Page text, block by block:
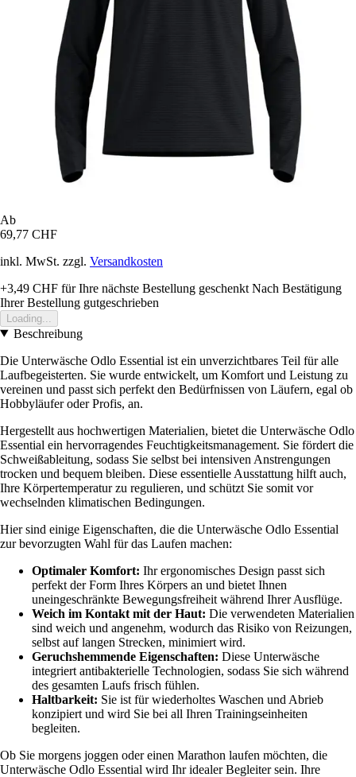
Ab
69,77 CHF
inkl. MwSt. zzgl. Versandkosten
+3,49 CHF für Ihre nächste Bestellung geschenkt Nach Bestätigung
Ihrer Bestellung gutgeschrieben
Loading...
Beschreibung
Die Unterwäsche Odlo Essential ist ein unverzichtbares Teil für alle
Laufbegeisterten. Sie wurde entwickelt, um Komfort und Leistung zu
vereinen und passt sich perfekt den Bedürfnissen von Läufern, egal ob
Hobbyläufer oder Profis, an.
Hergestellt aus hochwertigen Materialien, bietet die Unterwäsche Odlo
Essential ein hervorragendes Feuchtigkeitsmanagement. Sie fördert die
Schweißableitung, sodass Sie selbst bei intensiven Anstrengungen
trocken und bequem bleiben. Diese essentielle Ausstattung hilft auch,
Ihre Körpertemperatur zu regulieren, und schützt Sie somit vor
wechselnden klimatischen Bedingungen.
Hier sind einige Eigenschaften, die die Unterwäsche Odlo Essential
zur bevorzugten Wahl für das Laufen machen:
Optimaler Komfort: Ihr ergonomisches Design passt sich
perfekt der Form Ihres Körpers an und bietet Ihnen
uneingeschränkte Bewegungsfreiheit während Ihrer Ausflüge.
Weich im Kontakt mit der Haut: Die verwendeten Materialien
sind weich und angenehm, wodurch das Risiko von Reizungen,
selbst auf langen Strecken, minimiert wird.
Geruchshemmende Eigenschaften: Diese Unterwäsche
integriert antibakterielle Technologien, sodass Sie sich während
des gesamten Laufs frisch fühlen.
Haltbarkeit: Sie ist für wiederholtes Waschen und Abrieb
konzipiert und wird Sie bei all Ihren Trainingseinheiten
begleiten.
Ob Sie morgens joggen oder einen Marathon laufen möchten, die
Unterwäsche Odlo Essential wird Ihr idealer Begleiter sein. Ihre